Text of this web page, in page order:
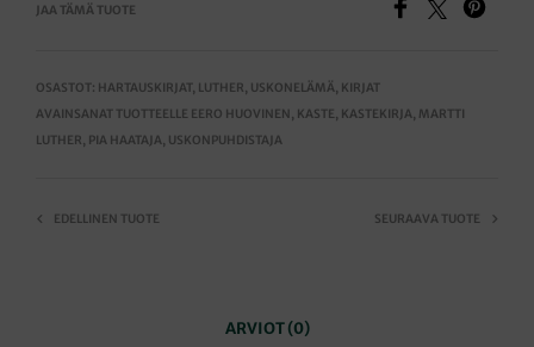
JAA TÄMÄ TUOTE
OSASTOT: HARTAUSKIRJAT, LUTHER, USKONELÄMÄ, KIRJAT
AVAINSANAT TUOTTEELLE EERO HUOVINEN, KASTE, KASTEKIRJA, MARTTI
LUTHER, PIA HAATAJA, USKONPUHDISTAJA
EDELLINEN TUOTE SEURAAVA TUOTE
ARVIOT (0)